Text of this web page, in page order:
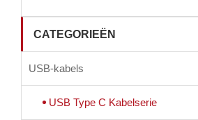
CATEGORIEËN
USB-kabels
USB Type C Kabelserie